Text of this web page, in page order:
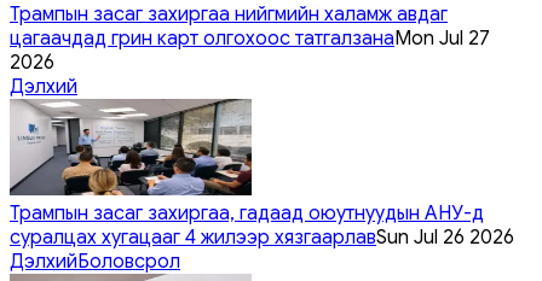
Трампын засаг захиргаа нийгмийн халамж авдаг
цагаачдад грин карт олгохоос татгалзанаMon Jul 27
2026
Дэлхий
Трампын засаг захиргаа, гадаад оюутнуудын АНУ-д
суралцах хугацааг 4 жилээр хязгаарлавSun Jul 26 2026
ДэлхийБоловсрол